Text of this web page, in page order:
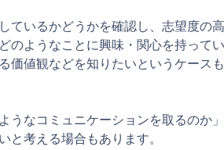
ているかどうかを確認し、志望度の
のようなことに興味・関心を持って
価値観などを知りたいというケース
うなコミュニケーションを取るのか」
と考える場合もあります。